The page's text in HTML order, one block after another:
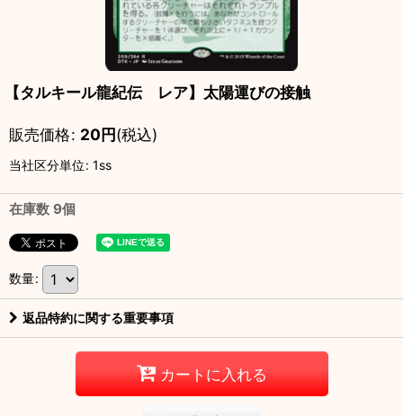
【タルキール龍紀伝 レア】太陽運びの接触
販売価格: 20円(税込)
当社区分単位: 1ss
在庫数 9個
数量:
返品特約に関する重要事項
カートに入れる